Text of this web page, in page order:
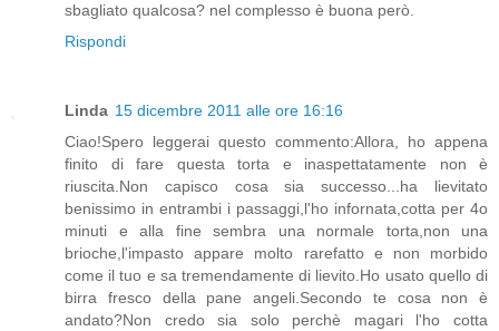
sbagliato qualcosa? nel complesso è buona però.
Rispondi
Linda 15 dicembre 2011 alle ore 16:16
Ciao!Spero leggerai questo commento:Allora, ho appena
finito di fare questa torta e inaspettatamente non è
riuscita.Non capisco cosa sia successo...ha lievitato
benissimo in entrambi i passaggi,l'ho infornata,cotta per 4o
minuti e alla fine sembra una normale torta,non una
brioche,l'impasto appare molto rarefatto e non morbido
come il tuo e sa tremendamente di lievito.Ho usato quello di
birra fresco della pane angeli.Secondo te cosa non è
andato?Non credo sia solo perchè magari l'ho cotta